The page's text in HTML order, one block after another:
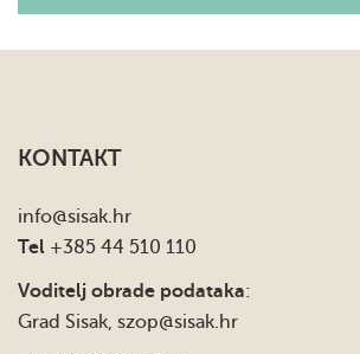
KONTAKT
info@sisak.hr
Tel +385 44 510 110
Voditelj obrade podataka:
Grad Sisak, szop@sisak.hr